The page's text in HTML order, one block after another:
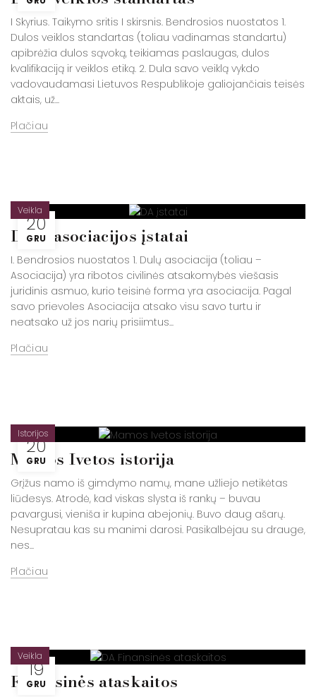
I Skyrius. Taikymo sritis I skirsnis. Bendrosios nuostatos 1.
Dulos veiklos standartas (toliau vadinamas standartu)
apibrėžia dulos sąvoką, teikiamas paslaugas, dulos
kvalifikaciją ir veiklos etiką. 2. Dula savo veiklą vykdo
vadovaudamasi Lietuvos Respublikoje galiojančiais teisės
aktais, už...
Plačiau
20
GRU
Veikla
Dulų asociacijos įstatai
I. Bendrosios nuostatos 1. Dulų asociacija (toliau –
Asociacija) yra ribotos civilinės atsakomybės viešasis
juridinis asmuo, kurio teisinė forma yra asociacija. Pagal
savo prievoles Asociacija atsako visu savo turtu ir
neatsako už jos narių prisiimtus...
Plačiau
20
GRU
Istorijos
Mamos Ivetos istorija
Grįžus namo iš gimdymo namų, mane užliejo netikėtas
liūdesys. Atrodė, kad viskas slysta iš rankų – buvau
pavargusi, vieniša ir kupina abejonių. Buvo daug ašarų.
Nesupratau kas su manimi darosi. Pasikalbėjau su drauge,
nes...
Plačiau
19
GRU
Veikla
Finansinės ataskaitos